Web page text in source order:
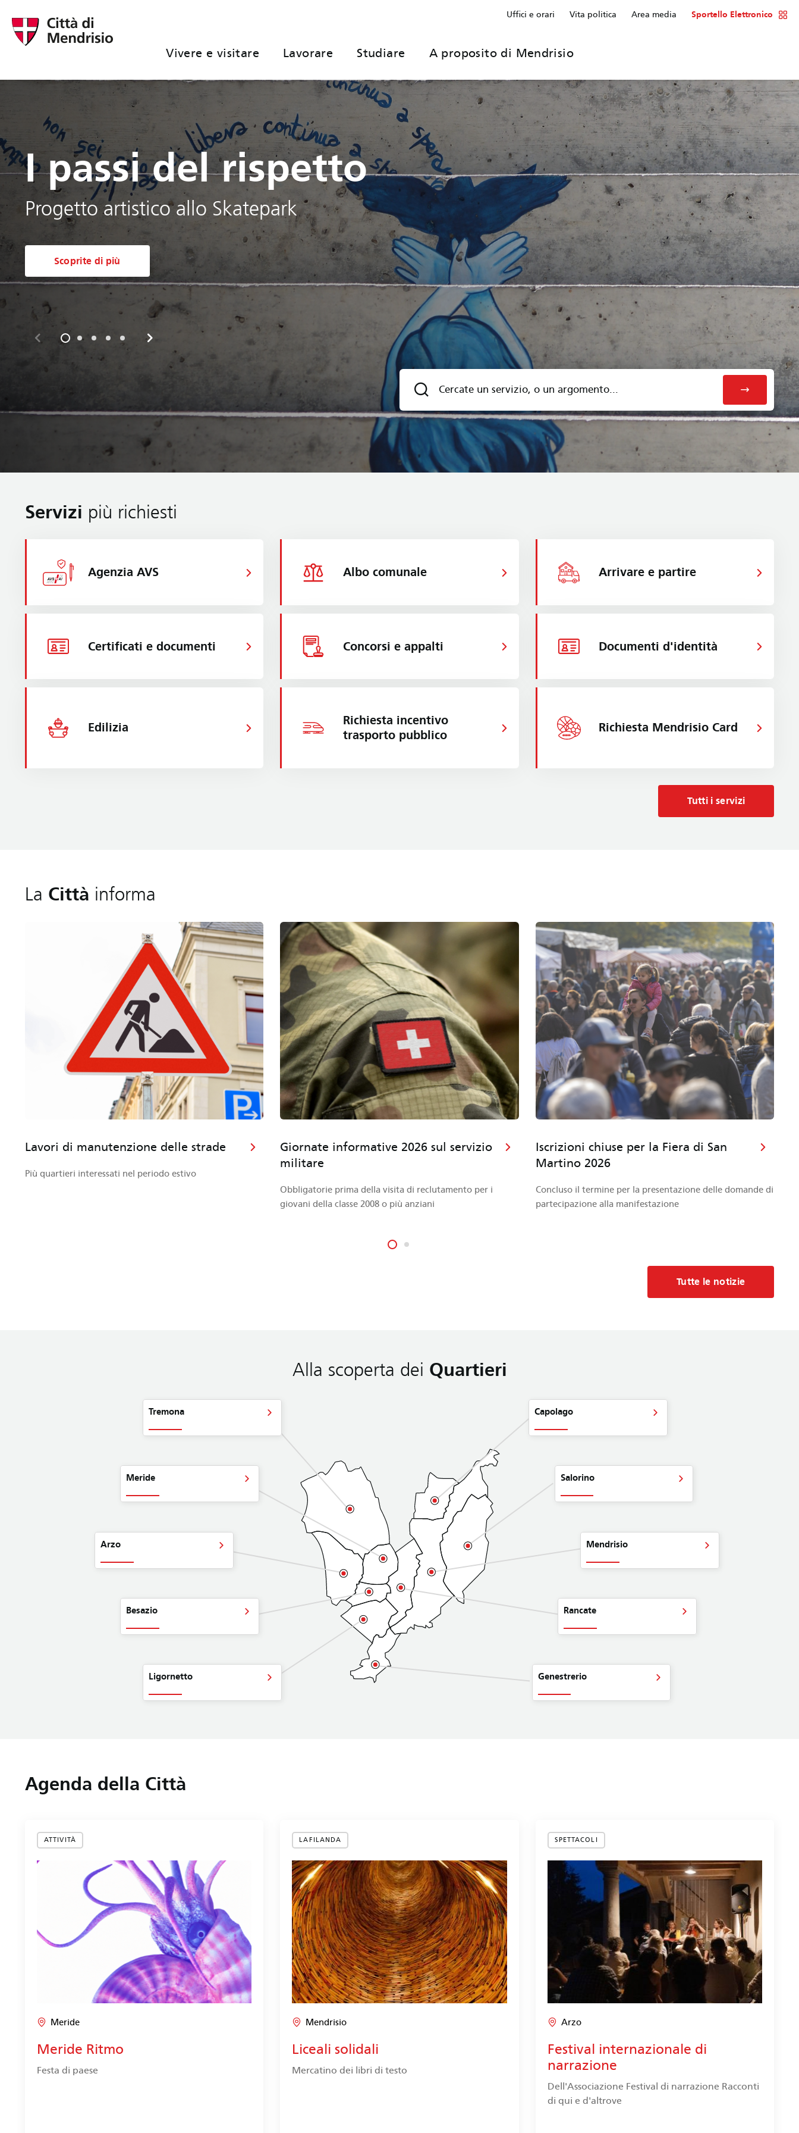
Uffici e orari Vita politica Area media Sportello Elettronico
Vivere e visitare Lavorare Studiare A proposito di Mendrisio
I passi del rispetto
Progetto artistico allo Skatepark
Scoprite di più
Servizi più richiesti
Agenzia AVS Albo comunale Arrivare e partire
Certificati e documenti Concorsi e appalti Documenti d'identità
Edilizia
Richiesta incentivo
trasporto pubblico
Richiesta Mendrisio Card
Tutti i servizi
La Città informa
Lavori di manutenzione delle strade
Più quartieri interessati nel periodo estivo
Giornate informative 2026 sul servizio
militare
Obbligatorie prima della visita di reclutamento per i
giovani della classe 2008 o più anziani
Iscrizioni chiuse per la Fiera di San
Martino 2026
Concluso il termine per la presentazione delle domande di
partecipazione alla manifestazione
Tutte le notizie
Alla scoperta dei Quartieri
Meride
Tremona Capolago
Salorino
Mendrisio
Rancate
Genestrerio
Ligornetto
Besazio
Arzo
Agenda della Città
ATTIVITÀ
Meride
Meride Ritmo
Festa di paese
LAFILANDA
Mendrisio
Liceali solidali
Mercatino dei libri di testo
SPETTACOLI
Arzo
Festival internazionale di
narrazione
Dell'Associazione Festival di narrazione Racconti
di qui e d'altrove